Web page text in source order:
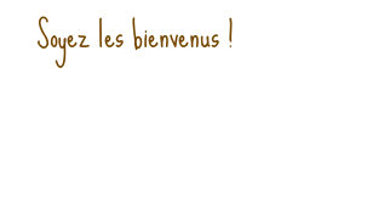
Soyez les bienvenus !